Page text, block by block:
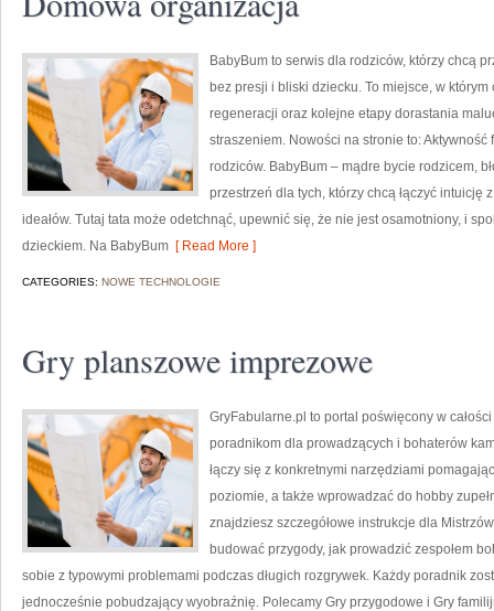
BabyBum to serwis dla rodziców, którzy chcą
bez presji i bliski dziecku. To miejsce, w
regeneracji oraz kolejne etapy dorastania
straszeniem. Nowości na stronie to: Aktywność
rodziców. BabyBum – mądre bycie rodzicem,
przestrzeń dla tych, którzy chcą łączyć
ideałów. Tutaj tata może odetchnąć, upewnić się, że nie jest osamotniony, i
dzieckiem. Na BabyBum [ Read More ]
CATEGORIES: NOWE TECHNOLOGIE
Gry planszowe imprezowe
GryFabularne.pl to portal poświęcony w
poradnikom dla prowadzących i bohaterów
łączy się z konkretnymi narzędziami
poziomie, a także wprowadzać do hobby
znajdziesz szczegółowe instrukcje dla
budować przygody, jak prowadzić zespołem
sobie z typowymi problemami podczas długich rozgrywek. Każdy poradnik
jednocześnie pobudzający wyobraźnię. Polecamy Gry przygodowe i Gry